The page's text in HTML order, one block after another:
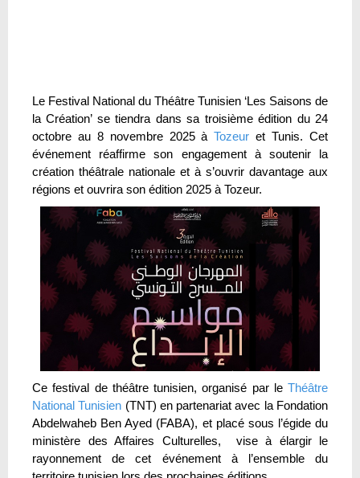
Le Festival National du Théâtre Tunisien ‘Les Saisons de
la Création’ se tiendra dans sa troisième édition du 24
octobre au 8 novembre 2025 àTozeur et Tunis. Cet
événement réaffirme son engagement à soutenir la
création théâtrale nationale et à s’ouvrir davantage aux
régions et ouvrira son édition 2025 à Tozeur.
Ce festival de théâtre tunisien, organisé par le Théâtre
National Tunisien (TNT) en partenariat avec la Fondation
Abdelwaheb Ben Ayed (FABA), et placé sous l’égide du
ministère des Affaires Culturelles, vise à élargir le
rayonnement de cet événement à l’ensemble du